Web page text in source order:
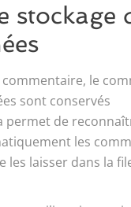
stockage
commentaire, le
sont conservés
permet de
les
les laisser dans la